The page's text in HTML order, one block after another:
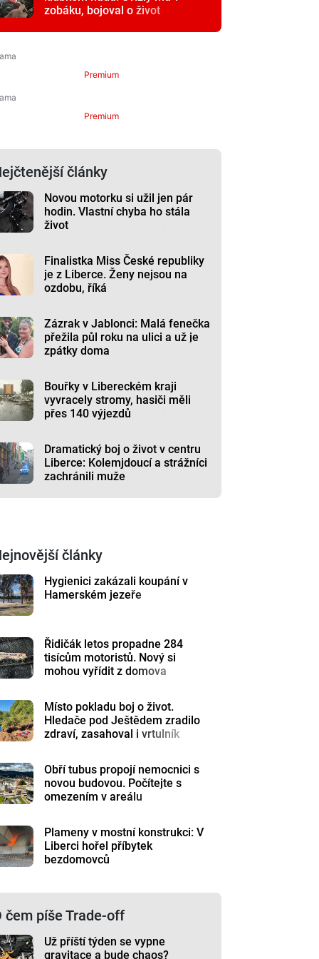
zobáku, bojoval o život
Premium
Premium
články
Novou motorku si užil jen pár
hodin. Vlastní chyba ho stála
život
Finalistka Miss České republiky
je z Liberce. Ženy nejsou na
ozdobu, říká
Zázrak v Jablonci: Malá fenečka
přežila půl roku na ulici a už je
zpátky doma
Bouřky v Libereckém kraji
vyvracely stromy, hasiči měli
přes 140 výjezdů
Dramatický boj o život v centru
Liberce: Kolemjdoucí a strážníci
zachránili muže
články
Hygienici zakázali koupání v
Hamerském jezeře
Řidičák letos propadne 284
tisícům motoristů. Nový si
mohou vyřídit z domova
Místo pokladu boj o život.
Hledače pod Ještědem zradilo
zdraví, zasahoval i vrtulník
Obří tubus propojí nemocnici s
novou budovou. Počítejte s
omezením v areálu
Plameny v mostní konstrukci: V
Liberci hořel příbytek
bezdomovců
čem píše Trade-off
Už příští týden se vypne
gravitace a bude chaos?